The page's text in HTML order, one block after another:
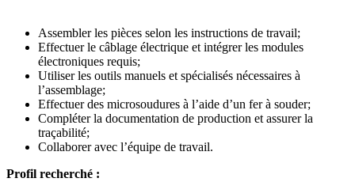
Assembler les pièces selon les instructions de travail;
Effectuer le câblage électrique et intégrer les modules
électroniques requis;
Utiliser les outils manuels et spécialisés nécessaires à
l’assemblage;
Effectuer des microsoudures à l’aide d’un fer à souder;
Compléter la documentation de production et assurer la
traçabilité;
Collaborer avec l’équipe de travail.
Profil recherché :